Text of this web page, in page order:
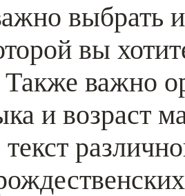
выбрать
вы
важно
и возраст
текст